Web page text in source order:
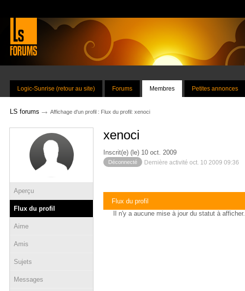
Logic-Sunrise (retour au site) Forums Membres Petites annonces
LS forums → Affichage d'un profil : Flux du profil: xenoci
Aperçu
Flux du profil
Aime
Amis
Sujets
Messages
xenoci
Inscrit(e) (le) 10 oct. 2009
Déconnecté Dernière activité oct. 10 2009 09:36
Flux du profil
Il n'y a aucune mise à jour du statut à afficher.